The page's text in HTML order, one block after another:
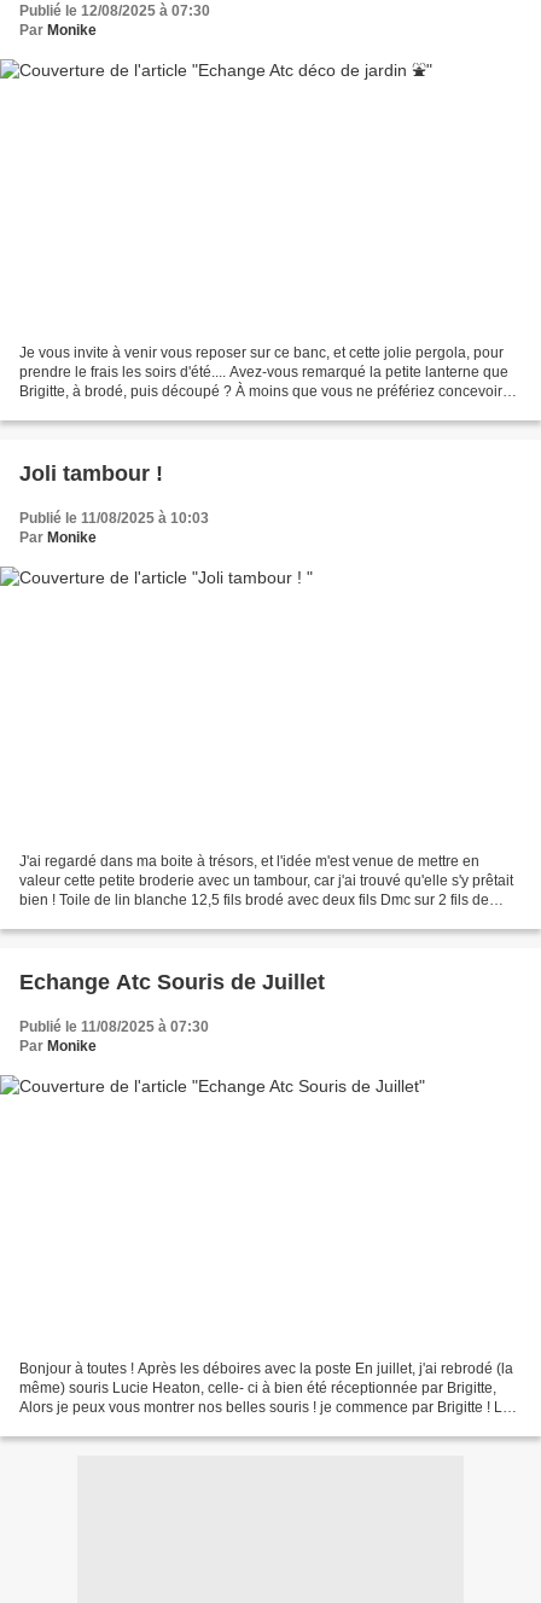
Publié le 12/08/2025 à 07:30
Par Monike
Je vous invite à venir vous reposer sur ce banc, et cette jolie pergola, pour
prendre le frais les soirs d'été.... Avez-vous remarqué la petite lanterne que
Brigitte, à brodé, puis découpé ? À moins que vous ne préfériez concevoir
Joli tambour !
Publié le 11/08/2025 à 10:03
Par Monike
J'ai regardé dans ma boite à trésors, et l'idée m'est venue de mettre en
valeur cette petite broderie avec un tambour, car j'ai trouvé qu'elle s'y prêtait
bien ! Toile de lin blanche 12,5 fils brodé avec deux fils Dmc sur 2 fils de
Echange Atc Souris de Juillet
Publié le 11/08/2025 à 07:30
Par Monike
Bonjour à toutes ! Après les déboires avec la poste En juillet, j'ai rebrodé (la
même) souris Lucie Heaton, celle- ci à bien été réceptionnée par Brigitte,
Alors je peux vous montrer nos belles souris ! je commence par Brigitte ! La